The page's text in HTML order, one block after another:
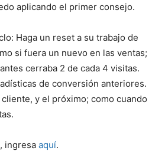
aplicando el primer consejo.
Haga un reset a su trabajo de
si fuera un nuevo en las ventas;
cerraba 2 de cada 4 visitas.
de conversión anteriores.
y el próximo; como cuando
ingresa aquí.